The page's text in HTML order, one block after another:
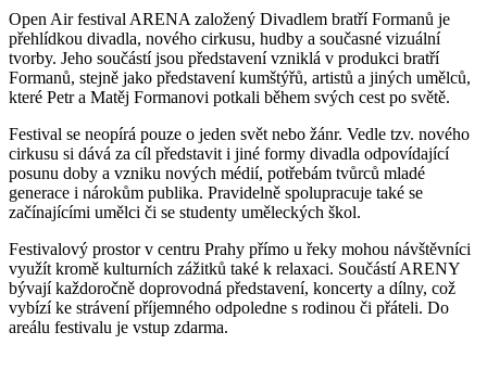
Open Air festival ARENA založený Divadlem bratří Formanů je
přehlídkou divadla, nového cirkusu, hudby a současné vizuální
tvorby. Jeho součástí jsou představení vzniklá v produkci bratří
Formanů, stejně jako představení kumštýřů, artistů a jiných umělců,
které Petr a Matěj Formanovi potkali během svých cest po světě.
Festival se neopírá pouze o jeden svět nebo žánr. Vedle tzv. nového
cirkusu si dává za cíl představit i jiné formy divadla odpovídající
posunu doby a vzniku nových médií, potřebám tvůrců mladé
generace i nárokům publika. Pravidelně spolupracuje také se
začínajícími umělci či se studenty uměleckých škol.
Festivalový prostor v centru Prahy přímo u řeky mohou návštěvníci
využít kromě kulturních zážitků také k relaxaci. Součástí ARENY
bývají každoročně doprovodná představení, koncerty a dílny, což
vybízí ke strávení příjemného odpoledne s rodinou či přáteli. Do
areálu festivalu je vstup zdarma.